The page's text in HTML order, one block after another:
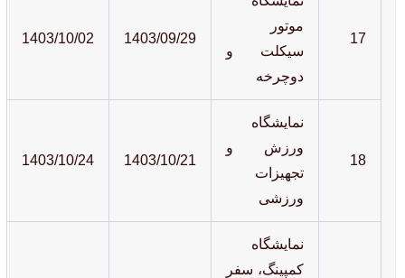
17
موتور
سیکلت و
دوچرخه
1403/09/29
1403/10/02
18
نمایشگاه
ورزش و
تجهیزات
ورزشی
1403/10/21
1403/10/24
نمایشگاه
کمپینگ، سفر